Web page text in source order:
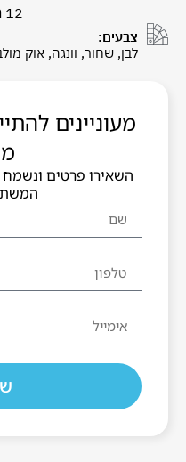
12 מ"מ עובי
צבעים:
לבן, שחור, וונגה, אוק
מעוניינים
השאירו פרטים